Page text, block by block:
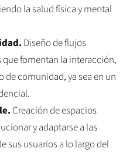
la salud física y mental
Diseño de flujos
fomentan la interacción,
de comunidad, ya sea en un
Creación de espacios
y adaptarse a las
sus usuarios a lo largo del